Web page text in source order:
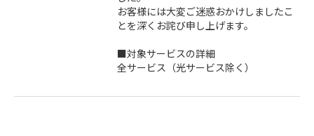
お客様には大変ご迷惑おかけしましたこ
とを深くお詫び申し上げます。
■対象サービスの詳細
全サービス（光サービス除く）